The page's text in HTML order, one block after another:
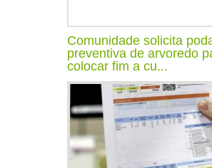
Comunidade solicita
preventiva de arvoredo
colocar fim a cu...